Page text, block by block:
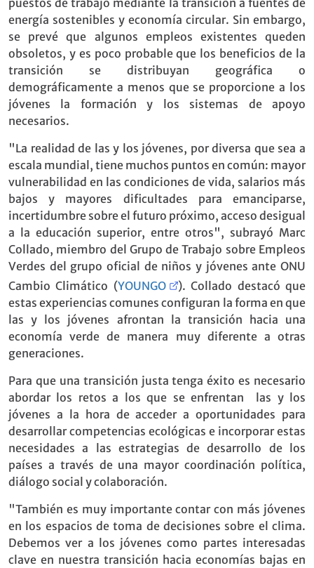
energía sostenibles y economía circular. Sin embargo,
se prevé que algunos empleos existentes queden
obsoletos, y es poco probable que los beneficios de la
transición se distribuyan geográfica o
demográficamente a menos que se proporcione a los
jóvenes la formación y los sistemas de apoyo
necesarios.
"La realidad de las y los jóvenes, por diversa que sea a
escala mundial, tiene muchos puntos en común: mayor
vulnerabilidad en las condiciones de vida, salarios más
bajos y mayores dificultades para emanciparse,
incertidumbre sobre el futuro próximo, acceso desigual
a la educación superior, entre otros", subrayó Marc
Collado, miembro del Grupo de Trabajo sobre Empleos
Verdes del grupo oficial de niños y jóvenes ante ONU
Cambio Climático (YOUNGO
). Collado destacó que
estas experiencias comunes configuran la forma en que
las y los jóvenes afrontan la transición hacia una
economía verde de manera muy diferente a otras
generaciones.
Para que una transición justa tenga éxito es necesario
abordar los retos a los que se enfrentan las y los
jóvenes a la hora de acceder a oportunidades para
desarrollar competencias ecológicas e incorporar estas
necesidades a las estrategias de desarrollo de los
países a través de una mayor coordinación política,
diálogo social y colaboración.
"También es muy importante contar con más jóvenes
en los espacios de toma de decisiones sobre el clima.
Debemos ver a los jóvenes como partes interesadas
clave en nuestra transición hacia economías bajas en